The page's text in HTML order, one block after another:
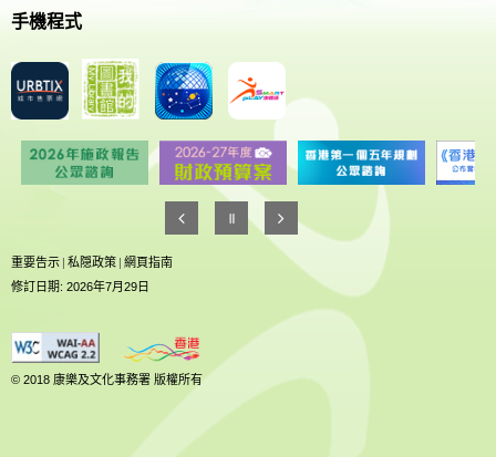
手機程式
重要告示 | 私隠政策 | 網頁指南
修訂日期: 2026年7月29日
© 2018 康樂及文化事務署 版權所有